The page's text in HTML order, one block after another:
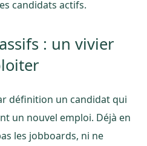
candidats actifs.
: un vivier
définition un candidat qui
un nouvel emploi. Déjà en
les jobboards, ni ne